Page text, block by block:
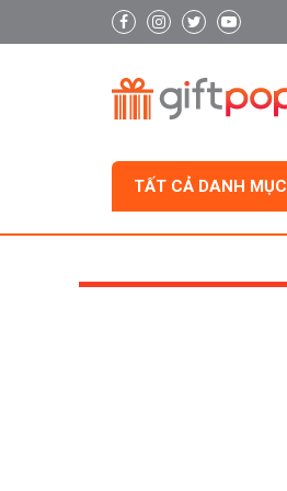
TẤT CẢ DANH MỤC